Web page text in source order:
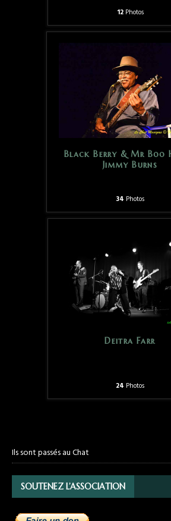
12Photos
Black Berry & Mr Boo
Jimmy Burns
34 Photos
Deitra Farr
24 Photos
Ils sont passés au Chat
SOUTENEZ L’ASSOCIATION